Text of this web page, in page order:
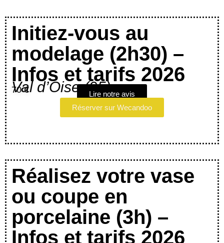
Initiez-vous au
modelage (2h30) –
Infos et tarifs 2026
Val d’Oise (95)
70 €
Lire notre avis
Réserver sur Wecandoo
Réalisez votre vase
ou coupe en
porcelaine (3h) –
Infos et tarifs 2026